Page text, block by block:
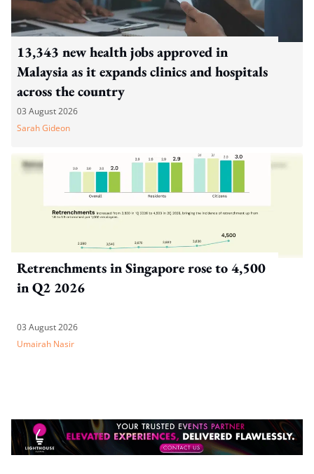
13,343 new health jobs approved in
Malaysia as it expands clinics and hospitals
across the country
03 August 2026
Sarah Gideon
Retrenchments in Singapore rose to 4,500
in Q2 2026
03 August 2026
Umairah Nasir